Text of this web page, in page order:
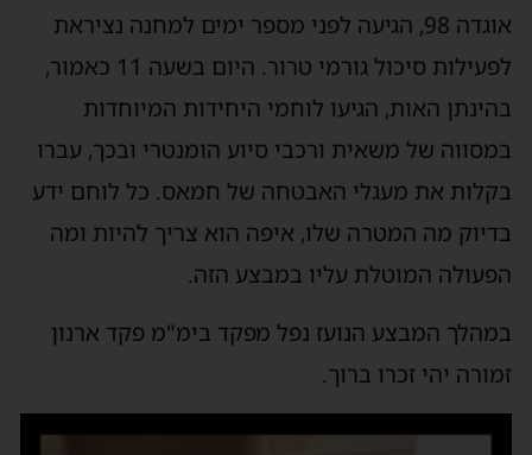
אוגדה 98, הגיעה לפני מספר ימים למחנה נציראת
לפעילות סיכול גורמי טרור. היום בשעה 11 כאמור,
בהינתן האות, הגיעו לוחמי היחידות המיוחדות
במסווה של משאית ורכבי סיוע הומנטרי ובכך, עברו
בקלות את מעגלי האבטחה של חמאס. כל לוחם ידע
בדיוק מה המטרה שלו, איפה הוא צריך להיות ומה
הפעולה המוטלת עליו במבצע הזה.
במהלך המבצע הנועז נפל מפקד בימ"מ פקד ארנון
זמורה יהי זכרו ברוך.